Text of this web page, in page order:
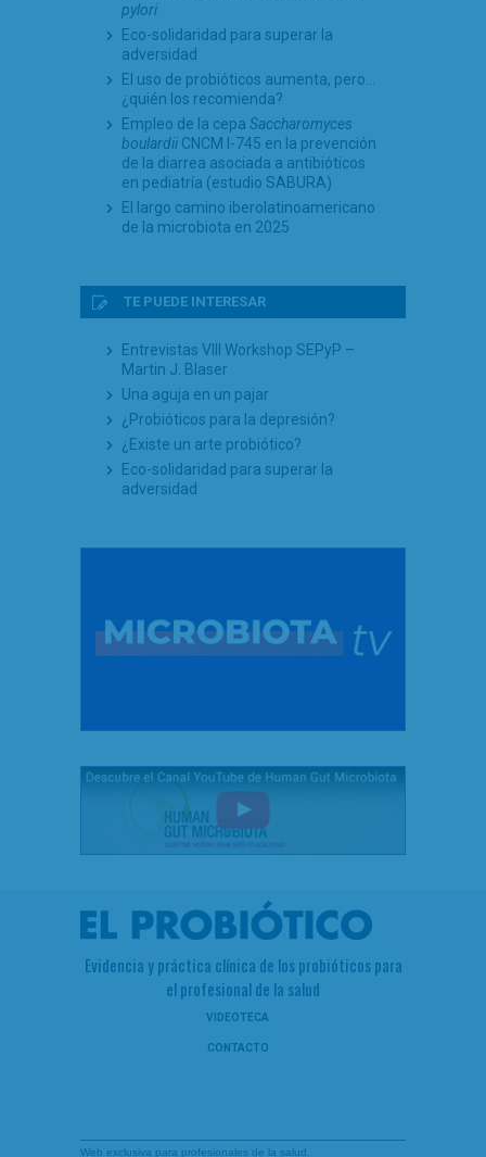
pylori
Eco-solidaridad para superar la
adversidad
El uso de probióticos aumenta, pero…
¿quién los recomienda?
Empleo de la cepa Saccharomyces
boulardii CNCM I-745 en la prevención
de la diarrea asociada a antibióticos
en pediatría (estudio SABURA)
El largo camino iberolatinoamericano
de la microbiota en 2025
TE PUEDE INTERESAR
Entrevistas VIII Workshop SEPyP –
Martin J. Blaser
Una aguja en un pajar
¿Probióticos para la depresión?
¿Existe un arte probiótico?
Eco-solidaridad para superar la
adversidad
Evidencia y práctica clínica de los probióticos para
el profesional de la salud
VIDEOTECA
CONTACTO
Web exclusiva para profesionales de la salud.